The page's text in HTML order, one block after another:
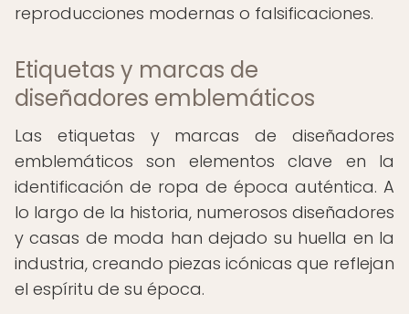
reproducciones modernas o falsificaciones.
Etiquetas y marcas de
diseñadores emblemáticos
Las etiquetas y marcas de diseñadores
emblemáticos son elementos clave en la
identificación de ropa de época auténtica. A
lo largo de la historia, numerosos diseñadores
y casas de moda han dejado su huella en la
industria, creando piezas icónicas que reflejan
el espíritu de su época.